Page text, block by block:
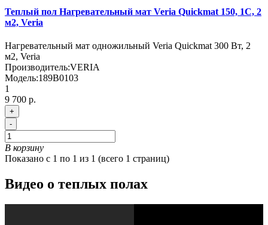
Теплый пол Нагревательный мат Veria Quickmat 150, 1С, 2
м2, Veria
Нагревательный мат одножильный Veria Quickmat 300 Вт, 2
м2, Veria
Производитель:VERIA
Модель:189B0103
1
9 700 р.
+
-
В корзину
Показано с 1 по 1 из 1 (всего 1 страниц)
Видео о теплых полах